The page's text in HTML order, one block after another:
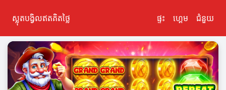
ស្លុតបង្វិលឥតគិតថ្លៃ ផ្ទះ ហ្គេម ជំនួយ